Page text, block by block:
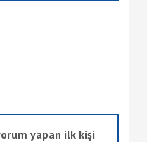
yapan ilk kişi